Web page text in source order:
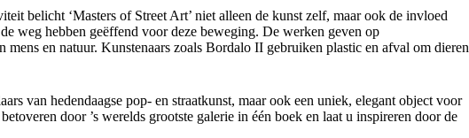
belicht ‘Masters of Street Art’ niet alleen de kunst zelf, maar ook de invloed
weg hebben geëffend voor deze beweging. De werken geven op
en natuur. Kunstenaars zoals Bordalo II gebruiken plastic en afval om dieren
van hedendaagse pop- en straatkunst, maar ook een uniek, elegant object voor
door ’s werelds grootste galerie in één boek en laat u inspireren door de